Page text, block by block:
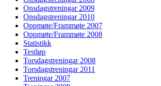
Onsdagstreningar 2009
Onsdagstreningar 2010
Oppmøte/Frammøte 2007
Oppmøte/Frammøte 2008
Statistikk
Testløp
Torsdagstreningar 2008
Torsdagstreningar 2011
Treningar 2007